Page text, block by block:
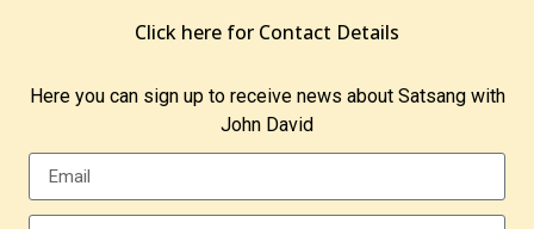
Click here for Contact Details
Here you can sign up to receive news about Satsang with
John David